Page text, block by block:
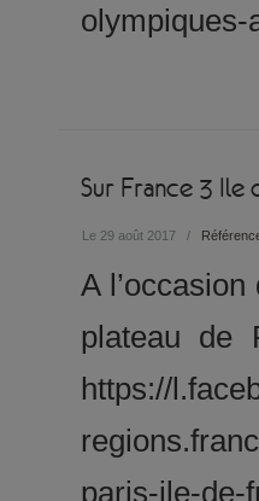
olympiques-
Sur France 3
Le 29 août 2017 /
A
plateau de
https://
paris-ile-de-